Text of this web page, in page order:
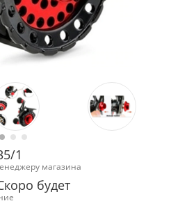
1
магазина
будет